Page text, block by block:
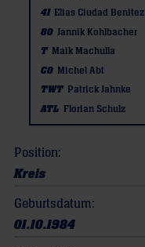
41 Elias Ciudad Benitez
80 Jannik Kohlbacher
T Maik Machulla
CO Michel Abt
TWT Patrick Jahnke
ATL Florian Schulz
Position:
Kreis
Geburtsdatum:
01.10.1984